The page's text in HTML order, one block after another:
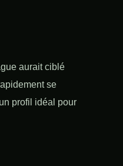
aurait ciblé
se
profil idéal pour